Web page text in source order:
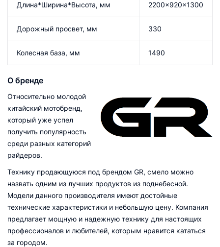
Длина*Ширина*Высота, мм 2200x920x1300
Дорожный просвет, мм 330
Колесная база, мм 1490
О бренде
Относительно молодой
китайский мотобренд,
который уже успел
получить популярность
среди разных категорий
райдеров.
Технику продающуюся под брендом GR, смело можно
назвать одним из лучших продуктов из поднебесной.
Модели данного производителя имеют достойные
технические характеристики и небольшую цену. Компания
предлагает мощную и надежную технику для настоящих
профессионалов и любителей, которым нравится кататься
за городом.